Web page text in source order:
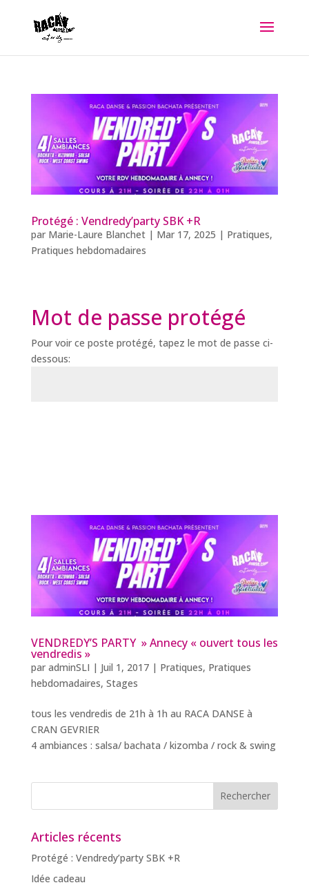
Protégé : Vendredy’party SBK +R
par Marie-Laure Blanchet| Mar 17, 2025 | Pratiques,
Pratiques hebdomadaires
Mot de passe protégé
Pour voir ce poste protégé, tapez le mot de passe ci-
dessous:
VENDREDY’S PARTY » Annecy « ouvert tous les
vendredis »
par adminSLI | Juil 1, 2017| Pratiques, Pratiques
hebdomadaires, Stages
tous les vendredis de 21h à 1h au RACA DANSE à
CRAN GEVRIER
4 ambiances : salsa/ bachata / kizomba / rock & swing
Articles récents
Protégé : Vendredy’party SBK +R
Idée cadeau